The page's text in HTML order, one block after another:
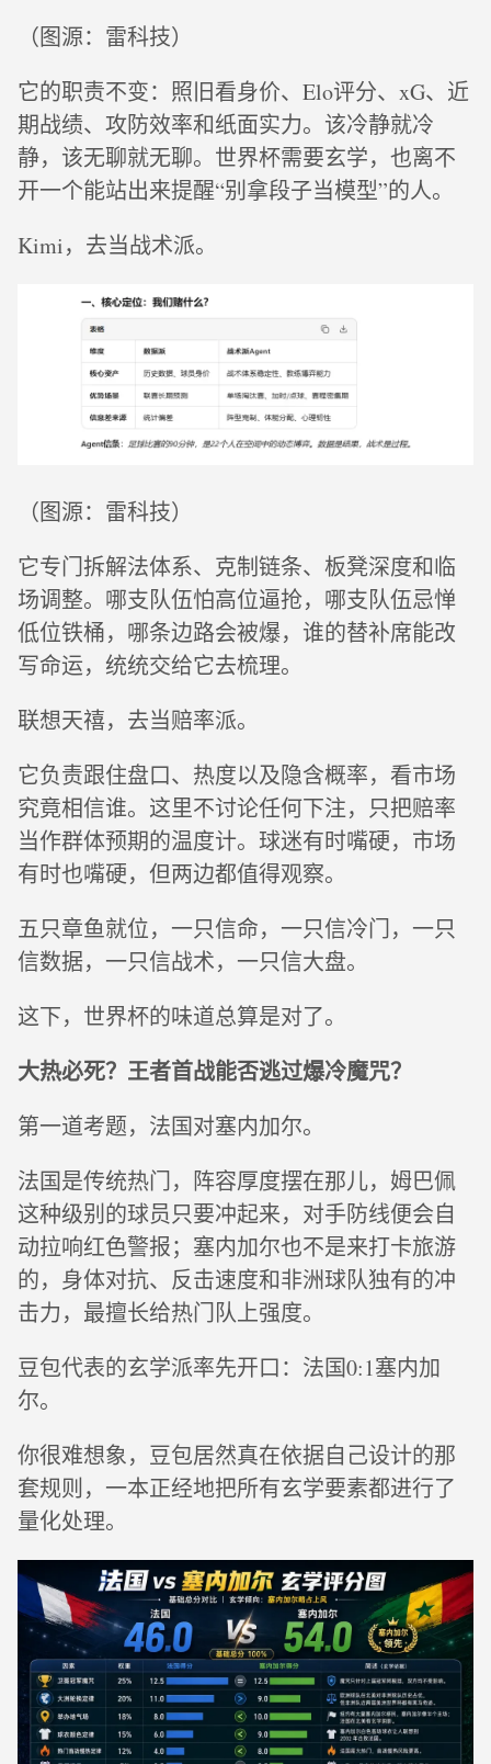
（图源：雷科技）
它的职责不变：照旧看身价、Elo评分、xG、近
期战绩、攻防效率和纸面实力。该冷静就冷
静，该无聊就无聊。世界杯需要玄学，也离不
开一个能站出来提醒“别拿段子当模型”的人。
Kimi，去当战术派。
（图源：雷科技）
它专门拆解法体系、克制链条、板凳深度和临
场调整。哪支队伍怕高位逼抢，哪支队伍忌惮
低位铁桶，哪条边路会被爆，谁的替补席能改
写命运，统统交给它去梳理。
联想天禧，去当赔率派。
它负责跟住盘口、热度以及隐含概率，看市场
究竟相信谁。这里不讨论任何下注，只把赔率
当作群体预期的温度计。球迷有时嘴硬，市场
有时也嘴硬，但两边都值得观察。
五只章鱼就位，一只信命，一只信冷门，一只
信数据，一只信战术，一只信大盘。
这下，世界杯的味道总算是对了。
大热必死？王者首战能否逃过爆冷魔咒？
第一道考题，法国对塞内加尔。
法国是传统热门，阵容厚度摆在那儿，姆巴佩
这种级别的球员只要冲起来，对手防线便会自
动拉响红色警报；塞内加尔也不是来打卡旅游
的，身体对抗、反击速度和非洲球队独有的冲
击力，最擅长给热门队上强度。
豆包代表的玄学派率先开口：法国0:1塞内加
尔。
你很难想象，豆包居然真在依据自己设计的那
套规则，一本正经地把所有玄学要素都进行了
量化处理。